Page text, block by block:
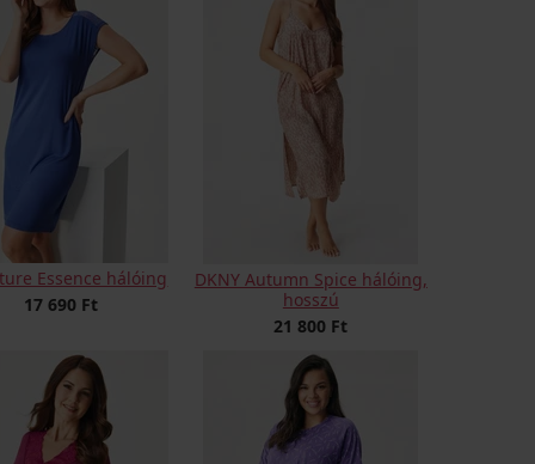
Essence hálóing
17 690 Ft
DKNY Autumn Spice hálóing,
hosszú
21 800 Ft